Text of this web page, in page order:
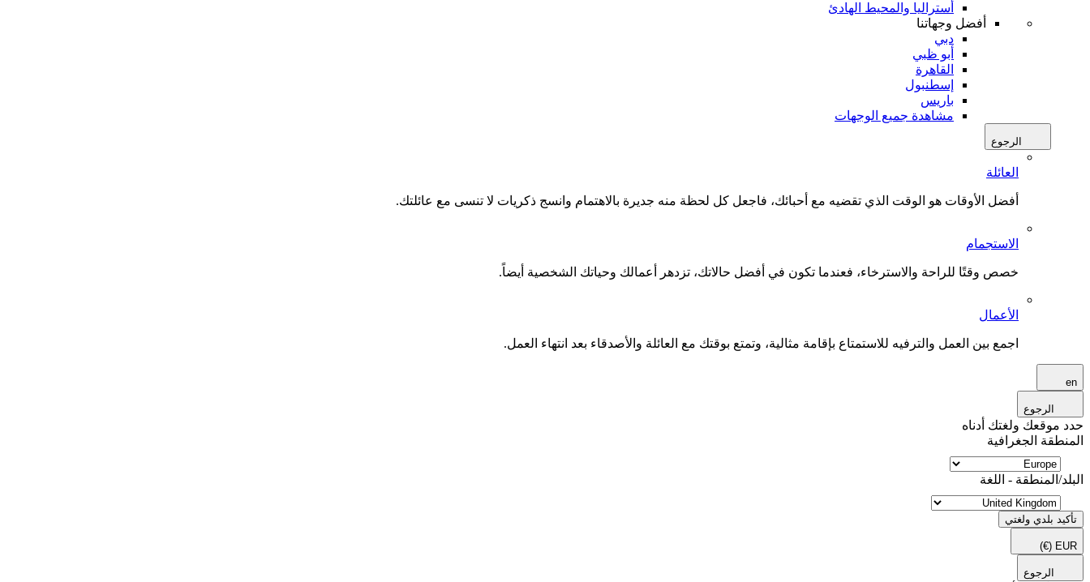
أستراليا والمحيط الهادئ
أفضل وجهاتنا
دبي
أبو ظبي
القاهرة
إسطنبول
باريس
مشاهدة جميع الوجهات
الرجوع
العائلة
أفضل الأوقات هو الوقت الذي تقضيه مع أحبائك، فاجعل كل لحظة منه جديرة بالاهتمام وانسج ذكريات لا تنسى مع عائلتك.
الاستجمام
خصص وقتًا للراحة والاسترخاء، فعندما تكون في أفضل حالاتك، تزدهر أعمالك وحياتك الشخصية أيضاً.
الأعمال
اجمع بين العمل والترفيه للاستمتاع بإقامة مثالية، وتمتع بوقتك مع العائلة والأصدقاء بعد انتهاء العمل.
en
الرجوع
حدد موقعك ولغتك أدناه
المنطقة الجغرافية
البلد/المنطقة - اللغة
تأكيد بلدي ولغتي
EUR
(€)
الرجوع